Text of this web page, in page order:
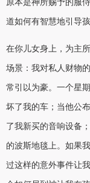
道如何有智慧地引导孩
在你儿女身上，为主
场景：我对私人财物
常引以为豪。一个星
坏了我的车；当他公
了我新买的音响设备
的波斯地毯上。如果
过这样的意外事件让